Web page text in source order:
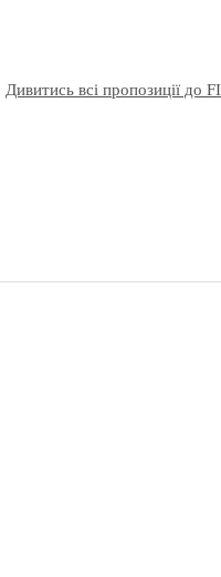
Дивитись всі пропозиції